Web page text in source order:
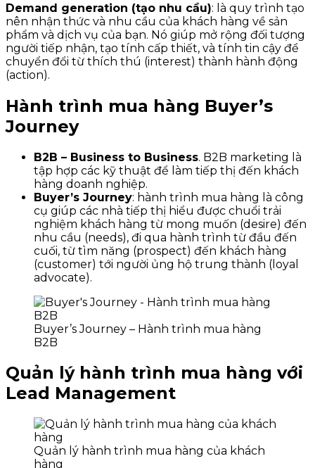
Demand generation (tạo nhu cầu): là quy trình tạo
nên nhận thức và nhu cầu của khách hàng về sản
phẩm và dịch vụ của bạn. Nó giúp mở rộng đối tượng
người tiếp nhận, tạo tính cấp thiết, và tính tin cậy để
chuyển đổi từ thích thú (interest) thành hành động
(action).
Hành trình mua hàng Buyer’s
Journey
B2B – Business to Business. B2B marketing là
tập hợp các kỹ thuật để làm tiếp thị đến khách
hàng doanh nghiệp.
Buyer’s Journey: hành trình mua hàng là công
cụ giúp các nhà tiếp thị hiểu được chuổi trải
nghiệm khách hàng từ mong muốn (desire) đến
nhu cầu (needs), đi qua hành trình từ đầu đến
cuối, từ tìm năng (prospect) đến khách hàng
(customer) tới người ủng hộ trung thành (loyal
advocate).
Buyer’s Journey – Hành trình mua hàng
B2B
Quản lý hành trình mua hàng với
Lead Management
Quản lý hành trình mua hàng của khách
hàng